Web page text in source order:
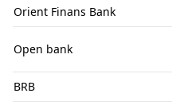
Orient Finans Bank
Open bank
BRB